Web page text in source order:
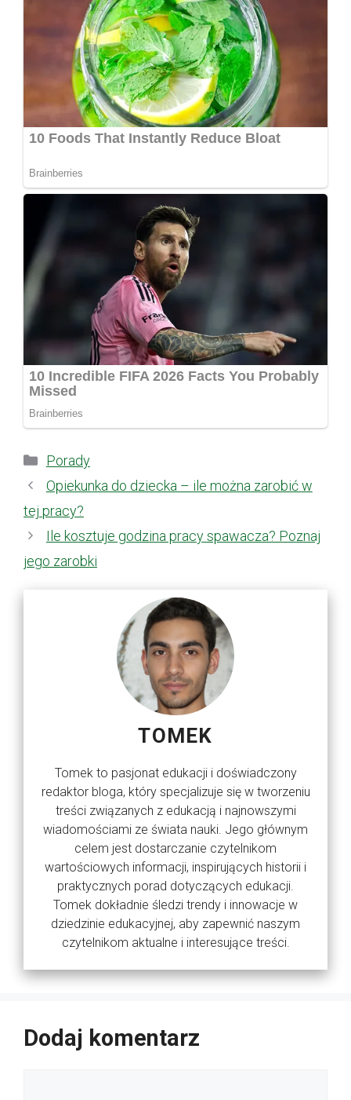
Kategorie
Porady
Opiekunka do dziecka – ile można zarobić w
tej pracy?
Ile kosztuje godzina pracy spawacza? Poznaj
jego zarobki
TOMEK
Tomek to pasjonat edukacji i doświadczony
redaktor bloga, który specjalizuje się w tworzeniu
treści związanych z edukacją i najnowszymi
wiadomościami ze świata nauki. Jego głównym
celem jest dostarczanie czytelnikom
wartościowych informacji, inspirujących historii i
praktycznych porad dotyczących edukacji.
Tomek dokładnie śledzi trendy i innowacje w
dziedzinie edukacyjnej, aby zapewnić naszym
czytelnikom aktualne i interesujące treści.
Dodaj komentarz